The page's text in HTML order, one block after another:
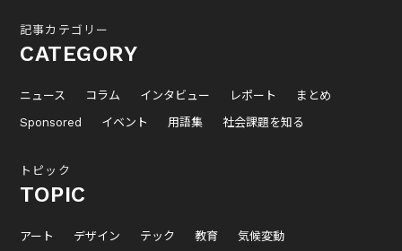
記事カテゴリー
CATEGORY
ニュース コラム インタビュー レポート
まとめ
Sponsored
イベント 用語集 社会課題を知る
トピック
TOPIC
アート デザイン テック 教育 気候変動